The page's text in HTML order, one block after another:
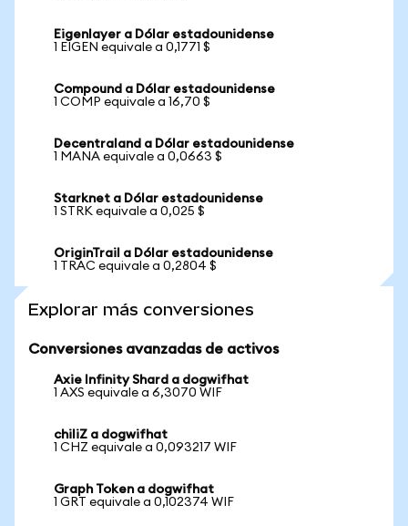
Eigenlayer a Dólar estadounidense
1 EIGEN equivale a 0,1771 $
Compound a Dólar estadounidense
1 COMP equivale a 16,70 $
Decentraland a Dólar estadounidense
1 MANA equivale a 0,0663 $
Starknet a Dólar estadounidense
1 STRK equivale a 0,025 $
OriginTrail a Dólar estadounidense
1 TRAC equivale a 0,2804 $
Explorar más conversiones
Conversiones avanzadas de activos
Axie Infinity Shard a dogwifhat
1 AXS equivale a 6,3070 WIF
chiliZ a dogwifhat
1 CHZ equivale a 0,093217 WIF
Graph Token a dogwifhat
1 GRT equivale a 0,102374 WIF